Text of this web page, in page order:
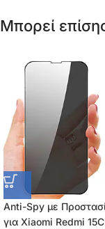
Μπορεί
Anti-Spy με
για Xiaomi Redmi